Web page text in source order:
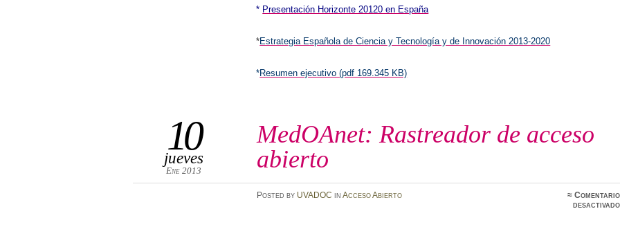
* Presentación Horizonte 20120 en España
*Estrategia Española de Ciencia y Tecnología y de Innovación 2013-2020
*Resumen ejecutivo (pdf 169.345 KB)
MedOAnet: Rastreador de acceso
abierto
10
jueves
Ene 2013
Posted by UVADOC in Acceso Abierto ≈